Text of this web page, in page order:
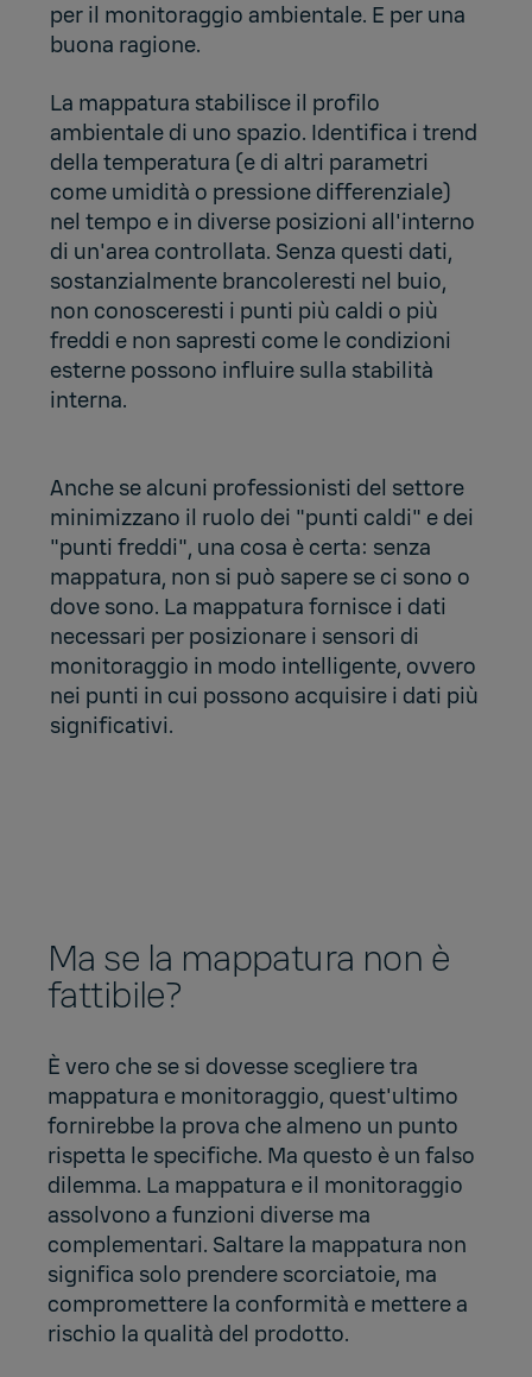
per il monitoraggio ambientale. E per una
buona ragione.
La mappatura stabilisce il profilo
ambientale di uno spazio. Identifica i trend
della temperatura (e di altri parametri
come umidità o pressione differenziale)
nel tempo e in diverse posizioni all'interno
di un'area controllata. Senza questi dati,
sostanzialmente brancoleresti nel buio,
non conosceresti i punti più caldi o più
freddi e non sapresti come le condizioni
esterne possono influire sulla stabilità
interna.
Anche se alcuni professionisti del settore
minimizzano il ruolo dei "punti caldi" e dei
"punti freddi", una cosa è certa: senza
mappatura, non si può sapere se ci sono o
dove sono. La mappatura fornisce i dati
necessari per posizionare i sensori di
monitoraggio in modo intelligente, ovvero
nei punti in cui possono acquisire i dati più
significativi.
Ma se la mappatura non è
fattibile?
È vero che se si dovesse scegliere tra
mappatura e monitoraggio, quest'ultimo
fornirebbe la prova che almeno un punto
rispetta le specifiche. Ma questo è un falso
dilemma. La mappatura e il monitoraggio
assolvono a funzioni diverse ma
complementari. Saltare la mappatura non
significa solo prendere scorciatoie, ma
compromettere la conformità e mettere a
rischio la qualità del prodotto.